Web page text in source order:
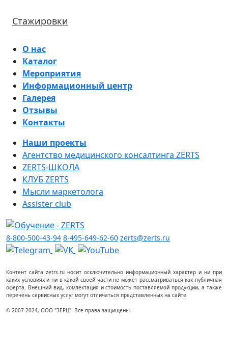
Стажировки
О нас
Каталог
Мероприятия
Информационный центр
Галерея
Отзывы
Контакты
Наши проекты
Агентство медицинского консалтинга ZERTS
ZERTS-ШКОЛА
КЛУБ ZERTS
Мысли маркетолога
Assister club
8-800-500-43-94 8-495-649-62-60 zerts@zerts.ru
Контент сайта zetrs.ru носит осключительно информационный характер и ни при
каких условиях и ни в какой своей части не может рассматриваться как публичная
оферта. Внешний вид, комлектация и стоимость поставляемой продукции, а также
перечень сервисных услуг могут отличаться представленных на сайте.
© 2007-2024, ООО "ЗЕРЦ". Все права защищены.